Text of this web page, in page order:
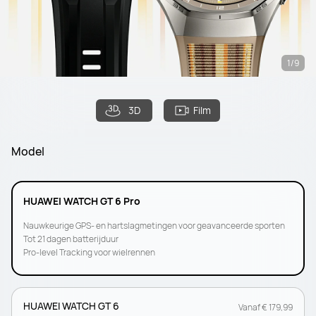
3D Film
1/9
Model
HUAWEI WATCH GT 6 Pro
Nauwkeurige GPS- en hartslagmetingen voor geavanceerde sporten
Tot 21 dagen batterijduur
Pro-level Tracking voor wielrennen
HUAWEI WATCH GT 6 Vanaf € 179,99